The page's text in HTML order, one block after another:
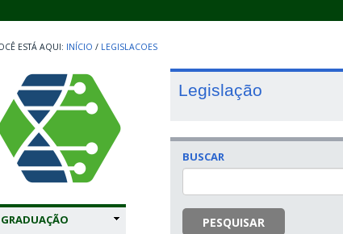
INÍCIO / LEGISLACOES
GRADUAÇÃO
Legislação
BUSCAR
PESQUISAR